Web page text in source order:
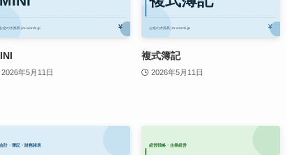
2026年5月11日
複式簿記
2026年5月11日